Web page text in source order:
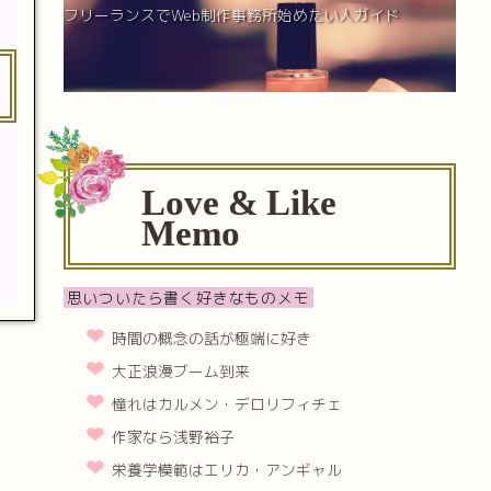
フリーランスでWeb制作事務所始めたい人ガイド
Love & Like
Memo
思いついたら書く好きなものメモ
時間の概念の話が極端に好き
大正浪漫ブーム到来
憧れはカルメン・デロリフィチェ
作家なら浅野裕子
栄養学模範はエリカ・アンギャル